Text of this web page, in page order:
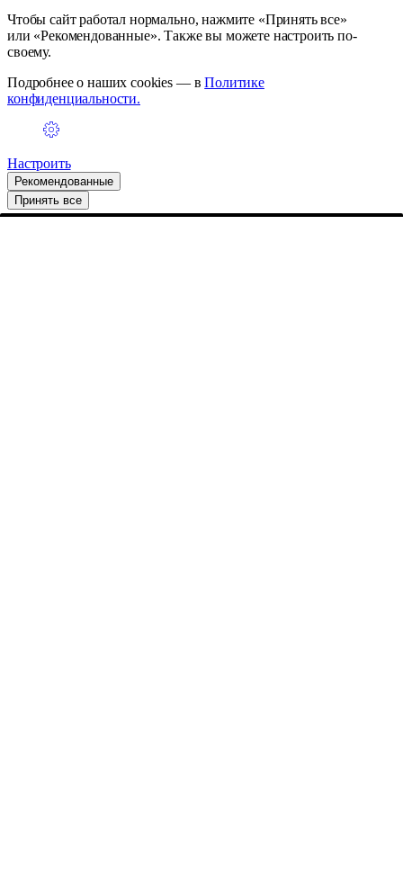
Чтобы сайт работал нормально, нажмите «Принять все»
или «Рекомендованные». Также вы можете настроить по-
своему.
Подробнее о наших cookies — вПолитике
конфиденциальности.
Настроить
Рекомендованные
Принять все